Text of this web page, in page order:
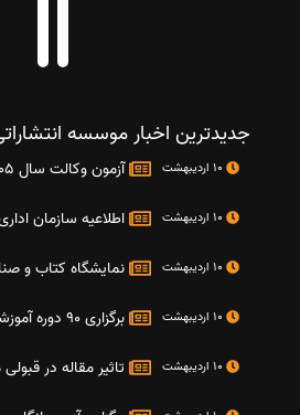
جدیدترین اخبار موسسه
آزمون وکالت سال 1405
اطلاعیه سازمان
نمایشگاه کتاب و صنایع
برگزاری 90 دوره آموزشی در مرکز آموزش فرهنگی دانشگاه علامه
تاثیر مقاله در